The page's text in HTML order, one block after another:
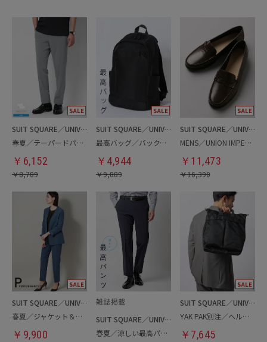
SUIT SQUARE／UNIVERSAL LANGUAGE
春夏／テーパードパンツ
￥ 6,152
￥8,789
SUIT SQUARE／UNIVERSAL LANGUAGE
最高バッグ／バックパック
￥ 4,944
￥9,889
SUIT SQUARE／UNIVERSAL LANGUAGE
MENS／UNION IMPERIAL監修／コインローファー
￥ 11,473
￥16,390
SUIT SQUARE／UNIVERSAL LANGUAGE／WHITE
春夏／ジャケット＆パンツセットアップ／洗濯ネット付き
￥ 9,900
SUIT SQUARE／UNIVERSAL LANGUAGE
春夏／涼しい最高パンツ
SUIT SQUARE／UNIVERSAL LANGUAGE
YAK PAK別注／ヘルメットバッグ
￥ 7,645